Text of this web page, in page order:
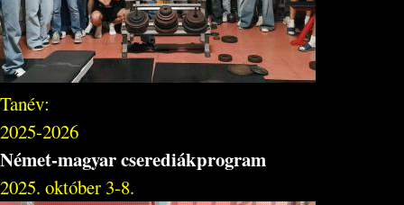
Tanév:
2025-2026
Német-magyar cserediákprogram
2025. október 3-8.